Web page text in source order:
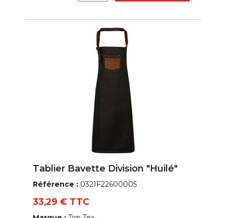
Tablier Bavette Division "Huilé"
Référence : 0321F22600005
33,29 € TTC